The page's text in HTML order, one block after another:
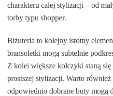
charakteru całej stylizacji – od
torby typu shopper.
Biżuteria to kolejny istotny
bransoletki mogą subtelnie
Z kolei większe kolczyki staną
prostszej stylizacji. Warto
odpowiednio dobrane buty mogą